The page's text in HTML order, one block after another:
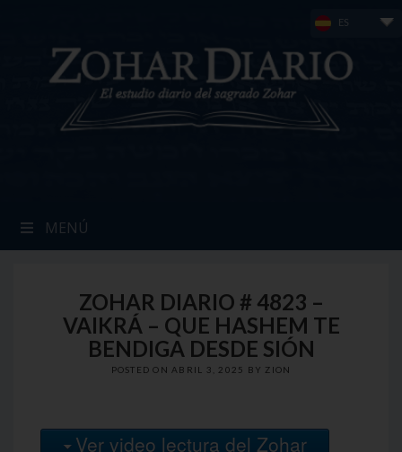
ES
MENÚ
ZOHAR DIARIO # 4823 –
VAIKRÁ – QUE HASHEM TE
BENDIGA DESDE SIÓN
POSTED ON ABRIL 3, 2025 BY ZION
Ver video lectura del Zohar